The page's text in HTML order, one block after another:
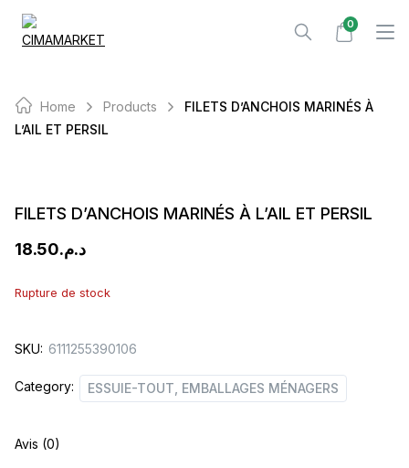
Skip
0
Home Products
FILETS D’ANCHOIS MARINÉS À
L’AIL ET PERSIL
FILETS D’ANCHOIS MARINÉS À L’AIL ET PERSIL
د.م.18.50
Rupture de stock
SKU: 6111255390106
Category: ESSUIE-TOUT, EMBALLAGES MÉNAGERS
Avis (0)